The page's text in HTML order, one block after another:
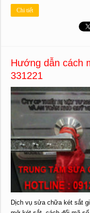
Chi tiết
Hướng dẫn cách
331221
Dịch vụ sửa chữa két sắt